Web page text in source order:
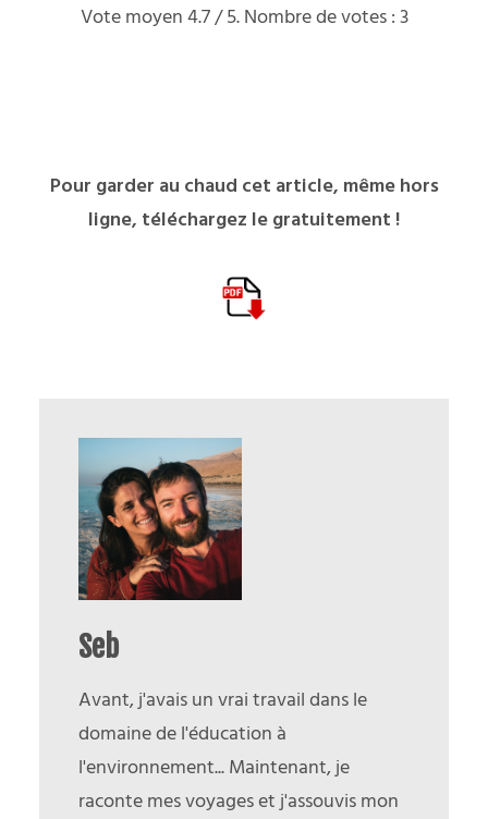
Vote moyen4.7/ 5. Nombre de votes :3
Pour garder au chaud cet article, même hors
ligne, téléchargez le gratuitement !
Seb
Avant, j'avais un vrai travail dans le
domaine de l'éducation à
l'environnement... Maintenant, je
raconte mes voyages et j'assouvis mon